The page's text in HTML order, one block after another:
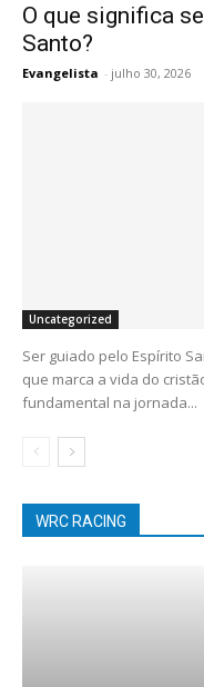
O que significa
Santo?
Evangelista - julho 30, 2026
Uncategorized
Ser guiado pelo Espírito
que marca a vida do
fundamental na jornada...
WRC RACING